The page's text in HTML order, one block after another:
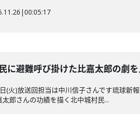
|00:05:17
に避難呼び掛けた比嘉太郎の劇
(火)放送回担当は中川信子さんです琉球新
郎さんの功績を描く北中城村民...